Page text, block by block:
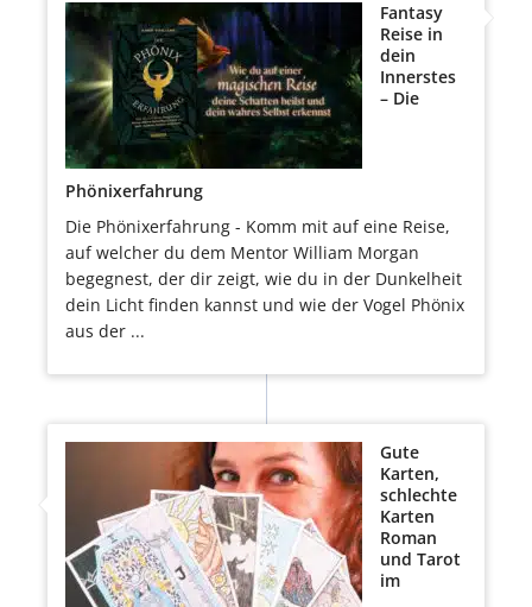
Fantasy
Reise in
dein
Innerstes
– Die
Phönixerfahrung
Die Phönixerfahrung - Komm mit auf eine Reise,
auf welcher du dem Mentor William Morgan
begegnest, der dir zeigt, wie du in der Dunkelheit
dein Licht finden kannst und wie der Vogel Phönix
aus der ...
Gute
Karten,
schlechte
Karten
Roman
und Tarot
im